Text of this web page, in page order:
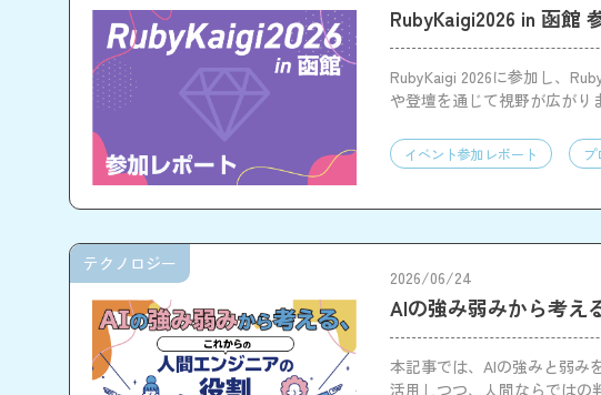
RubyKaigi2026 in 函館
RubyKaigi 2026に参加し、
や登壇を通じて視野が広がり
イベント参加レポート プ
2026/06/24
AIの強み弱みから考え
本記事では、AIの強みと弱み
活用しつつ、人間ならではの
テクノロジー